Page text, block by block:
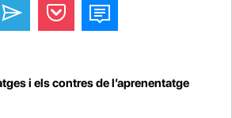
i els contres de l’aprenentatge